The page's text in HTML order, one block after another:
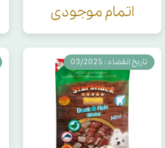
اتمام موجودی
تاریخ انقضاء : 03/2025